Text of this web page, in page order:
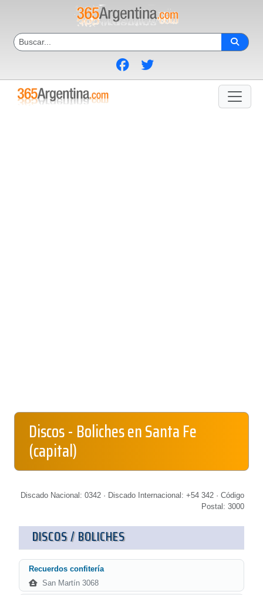
Discos - Boliches en Santa Fe
(capital)
Discado Nacional: 0342 · Discado Internacional: +54 342 · Código
Postal: 3000
DISCOS / BOLICHES
Recuerdos confitería
San Martín 3068